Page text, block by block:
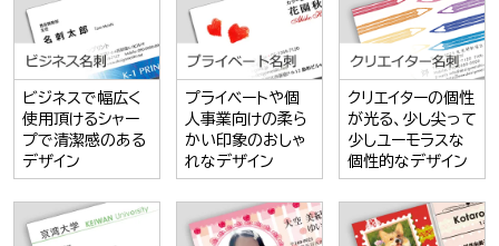
ビジネスで幅広く
使用頂けるシャー
プで清潔感のある
デザイン
プライベートや個
人事業向けの柔ら
かい印象のおしゃ
れなデザイン
クリエイターの個性
が光る、少し尖って
少しユーモラスな
個性的なデザイン